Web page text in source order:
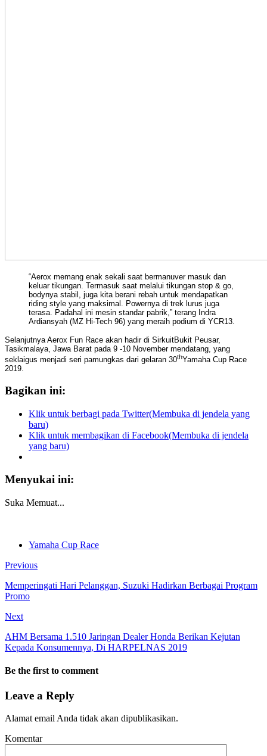
“Aerox memang enak sekali saat bermanuver masuk dan
keluar tikungan. Termasuk saat melalui tikungan stop & go,
bodynya stabil, juga kita berani rebah untuk mendapatkan
riding style yang maksimal. Powernya di trek lurus juga
terasa. Padahal ini mesin standar pabrik,” terang Indra
Ardiansyah (MZ Hi-Tech 96) yang meraih podium di YCR13.
Selanjutnya Aerox Fun Race akan hadir di SirkuitBukit Peusar,
Tasikmalaya, Jawa Barat pada 9 -10 November mendatang, yang
seklaigus menjadi seri pamungkas dari gelaran 30thYamaha Cup Race
2019.
Bagikan ini:
Klik untuk berbagi pada Twitter(Membuka di jendela yang
baru)
Klik untuk membagikan di Facebook(Membuka di jendela
yang baru)
Menyukai ini:
Suka Memuat...
Yamaha Cup Race
Previous
Memperingati Hari Pelanggan, Suzuki Hadirkan Berbagai Program
Promo
Next
AHM Bersama 1.510 Jaringan Dealer Honda Berikan Kejutan
Kepada Konsumennya, Di HARPELNAS 2019
Be the first to comment
Leave a Reply
Alamat email Anda tidak akan dipublikasikan.
Komentar